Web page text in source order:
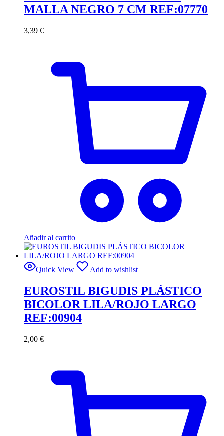
MALLA NEGRO 7 CM REF:07770
3,39 €
Añadir al carrito
Quick View Add to wishlist
EUROSTIL BIGUDIS PLÁSTICO
BICOLOR LILA/ROJO LARGO
REF:00904
2,00 €